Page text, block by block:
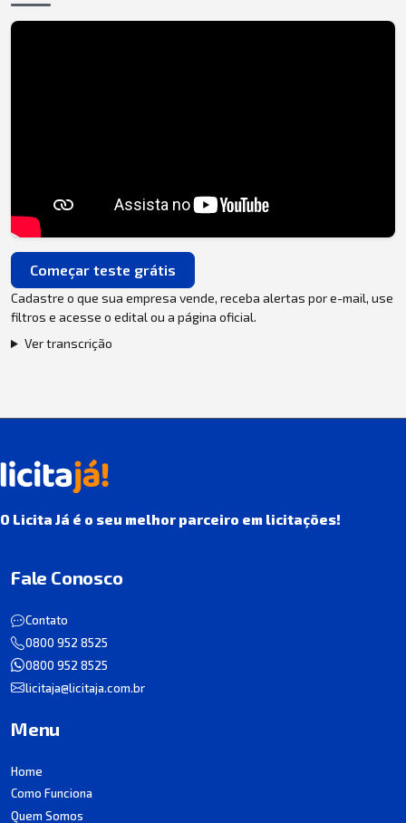
Começar teste grátis
Cadastre o que sua empresa vende, receba alertas por e-mail, use
filtros e acesse o edital ou a página oficial.
Ver transcrição
O Licita Já é o seu melhor parceiro em licitações!
Fale Conosco
Contato
0800 952 8525
0800 952 8525
licitaja@licitaja.com.br
Menu
Home
Como Funciona
Quem Somos